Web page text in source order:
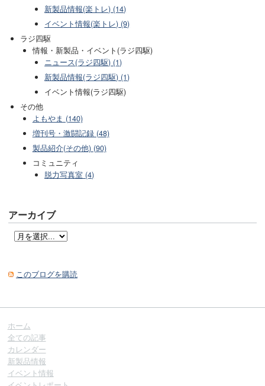
新製品情報(楽トレ) (14)
イベント情報(楽トレ) (9)
ラジ四駆
情報・新製品・イベント(ラジ四駆)
ニュース(ラジ四駆) (1)
新製品情報(ラジ四駆) (1)
イベント情報(ラジ四駆)
その他
よもやま (140)
増刊号・激闘記録 (48)
製品紹介(その他) (90)
コミュニティ
脱力写真室 (4)
アーカイブ
このブログを購読
ホーム
全ての記事
カレンダー
新製品情報
イベント情報